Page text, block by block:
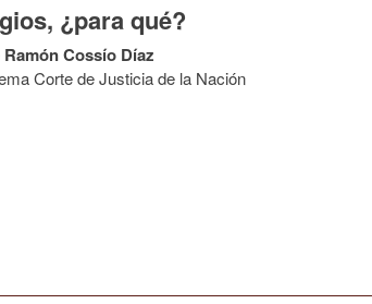
¿para qué?
Cossío Díaz
Corte de Justicia de la Nación